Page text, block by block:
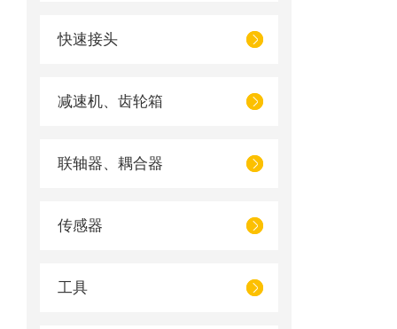
快速接头
减速机、齿轮箱
联轴器、耦合器
传感器
工具